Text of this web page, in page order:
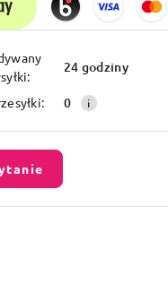
24 godziny
0